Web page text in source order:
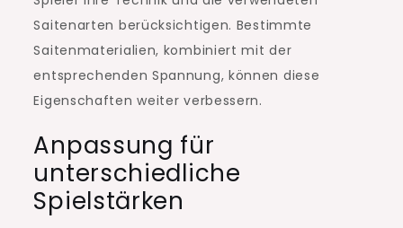
Saitenarten berücksichtigen. Bestimmte
Saitenmaterialien, kombiniert mit der
entsprechenden Spannung, können diese
Eigenschaften weiter verbessern.
Anpassung für
unterschiedliche
Spielstärken